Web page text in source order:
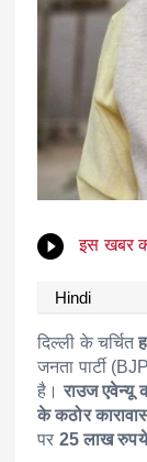
इस खबर
दिल्ली के चर्चित
जनता पार्टी
है।राउज एवेन्यू
के कठोर
पर 25 लाख रुपये